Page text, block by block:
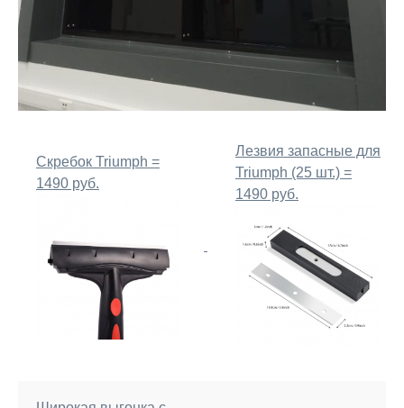
Скребок Triumph =
1490 руб.
Лезвия запасные для
Triumph (25 шт.) =
1490 руб.